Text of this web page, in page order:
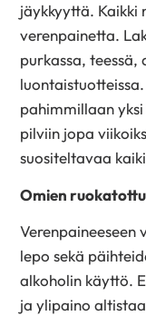
jäykkyyttä. Kaikki
verenpainetta.
purkassa, teessä,
pahimmillaan
pilviin jopa
suositeltavaa
Omien
lepo sekä
alkoholin käyttö.
ja ylipaino